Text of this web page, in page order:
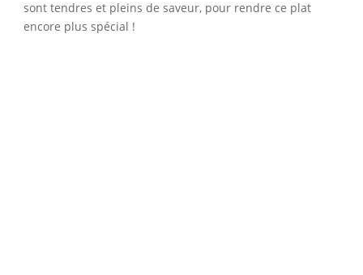
sont tendres et pleins de saveur, pour rendre ce plat
encore plus spécial !